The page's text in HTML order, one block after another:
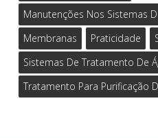
Manutenções Nos Sistemas
Membranas
Praticidade
Sistemas De Tratamento De
Tratamento Para Purificação